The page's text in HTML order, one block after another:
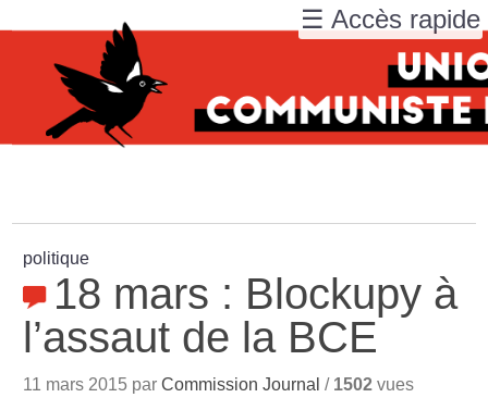
politique
18 mars : Blockupy à
l’assaut de la BCE
11 mars 2015 parCommission Journal / 1502 vues
☰ Accès rapide